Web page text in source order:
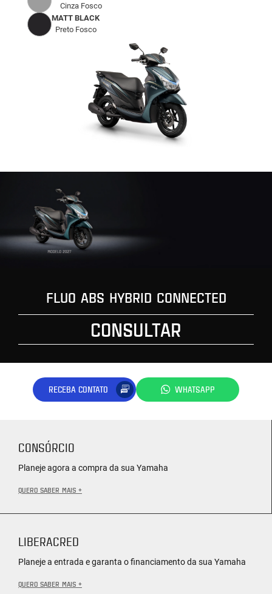
Cinza Fosco
MATT BLACK
Preto Fosco
FLUO ABS HYBRID CONNECTED
CONSULTAR
RECEBA CONTATO WHATSAPP
CONSÓRCIO
Planeje agora a compra da sua Yamaha
QUERO SABER MAIS +
LIBERACRED
Planeje a entrada e garanta o financiamento da sua Yamaha
QUERO SABER MAIS +